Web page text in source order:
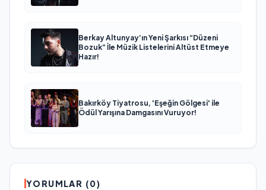
Berkay Altunyay’ın Yeni Şarkısı “Düzeni
Bozuk” İle Müzik Listelerini Altüst Etmeye
Hazır!
Bakırköy Tiyatrosu, 'Eşeğin Gölgesi' ile
Ödül Yarışına Damgasını Vuruyor!
YORUMLAR (0)